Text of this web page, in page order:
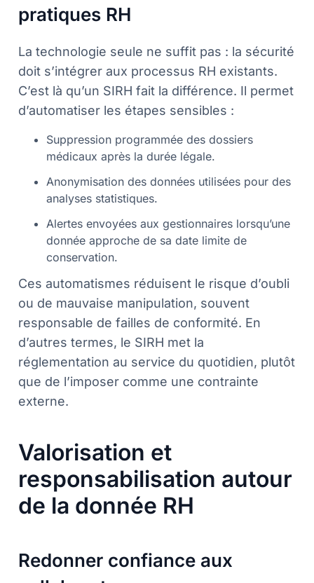
pratiques RH
La technologie seule ne suffit pas : la sécurité
doit s’intégrer aux processus RH existants.
C’est là qu’un SIRH fait la différence. Il permet
d’automatiser les étapes sensibles :
Suppression programmée des dossiers
médicaux après la durée légale.
Anonymisation des données utilisées pour des
analyses statistiques.
Alertes envoyées aux gestionnaires lorsqu’une
donnée approche de sa date limite de
conservation.
Ces automatismes réduisent le risque d’oubli
ou de mauvaise manipulation, souvent
responsable de failles de conformité. En
d’autres termes, le SIRH met la
réglementation au service du quotidien, plutôt
que de l’imposer comme une contrainte
externe.
Valorisation et
responsabilisation autour
de la donnée RH
Redonner confiance aux